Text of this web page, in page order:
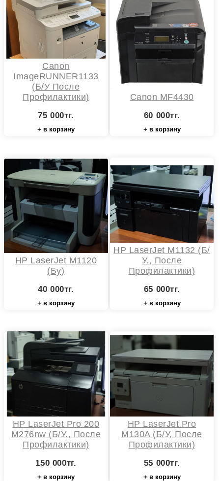
Canon
ImageRUNNER1133
(Б/У После
Профилактики)
75 000тг.
+ в корзину
Canon MF4430
60 000тг.
+ в корзину
HP LaserJet M1120
(бу)
40 000тг.
+ в корзину
HP LaserJet M1132 (Б/
У., После
Профилактики)
65 000тг.
+ в корзину
HP LaserJet Pro 200
M276nw (Б/У., После
Профилактики)
150 000тг.
+ в корзину
HP LaserJet Pro
M130A (б/у, После
Профилактики)
55 000тг.
+ в корзину